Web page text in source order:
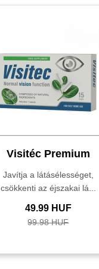
Visitéc Premium
Javítja a látásélességet,
csökkenti az éjszakai lá...
49.99 HUF
99.98 HUF